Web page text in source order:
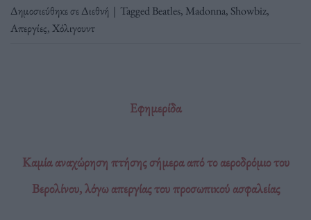
Δημοσιεύθηκε σεΔιεθνή | TaggedBeatles, Madonna, Showbiz,
Απεργίες,Χόλιγουντ
Εφημερίδα
Καμία αναχώρηση πτήσης σήμερα από το αεροδρόμιο του
Βερολίνου, λόγω απεργίας του προσωπικού ασφαλείας